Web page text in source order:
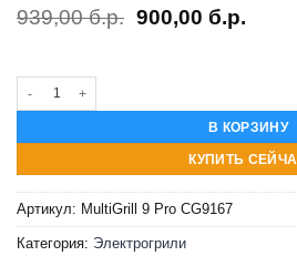
939,00б.р. Первоначальная
900,00 б.р.
Количество товара Электрогриль Braun
В КОРЗИНУ
КУПИТЬ
Артикул: MultiGrill 9 Pro CG9167
Категория: Электрогрили